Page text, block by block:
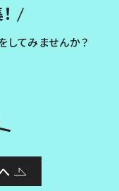
してみませんか？